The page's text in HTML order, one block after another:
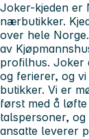
Joker-kjeden er
nærbutikker.
over hele
av
profilhus. Joker
og ferierer, og
butikker. Vi er
først med å
talspersoner,
ansatte leverer